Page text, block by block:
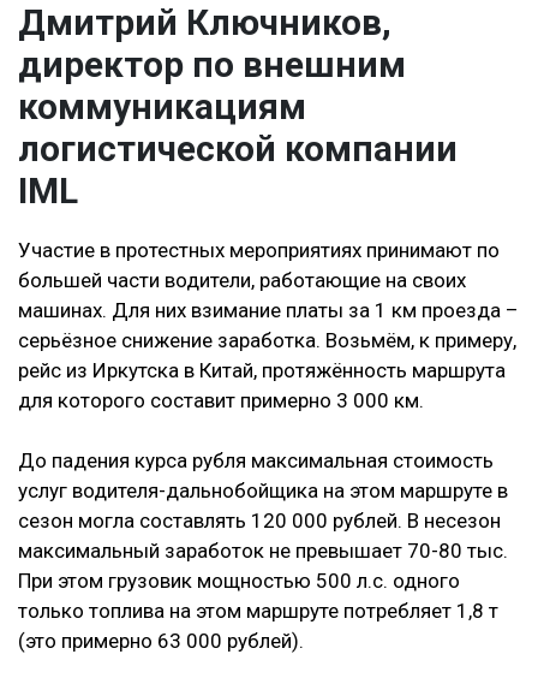
Дмитрий Ключников,
директор по внешним
коммуникациям
логистической компании
IML
Участие в протестных мероприятиях принимают по
большей части водители, работающие на своих
машинах. Для них взимание платы за 1 км проезда –
серьёзное снижение заработка. Возьмём, к примеру,
рейс из Иркутска в Китай, протяжённость маршрута
для которого составит примерно 3 000 км.
До падения курса рубля максимальная стоимость
услуг водителя-дальнобойщика на этом маршруте в
сезон могла составлять 120 000 рублей. В несезон
максимальный заработок не превышает 70-80 тыс.
При этом грузовик мощностью 500 л.с. одного
только топлива на этом маршруте потребляет 1,8 т
(это примерно 63 000 рублей).